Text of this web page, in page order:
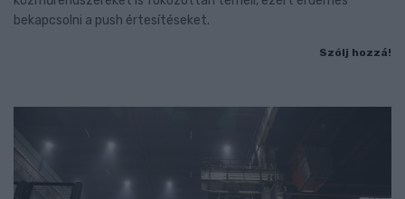
bekapcsolni a push értesítéseket.
Szólj hozzá!